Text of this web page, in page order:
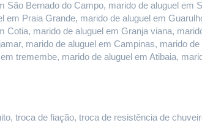
Bernado do Campo, marido de aluguel em
Praia Grande, marido de aluguel em
marido de aluguel em Granja viana,
marido de aluguel em Campinas, marido
tremembe, marido de aluguel em Atibaia,
troca de fiação, troca de resistência de